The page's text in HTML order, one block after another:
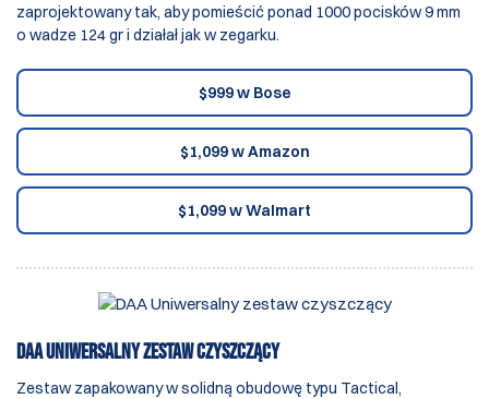
zaprojektowany tak, aby pomieścić ponad 1000 pocisków 9 mm
o wadze 124 gr i działał jak w zegarku.
$999 w Bose
$1,099 w Amazon
$1,099 w Walmart
DAA Uniwersalny zestaw czyszczący
Zestaw zapakowany w solidną obudowę typu Tactical,